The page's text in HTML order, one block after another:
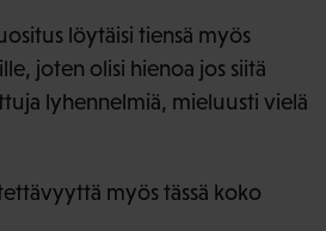
löytäisi tiensä myös
joten olisi hienoa jos siitä
lyhennelmiä, mieluusti vielä
myös tässä koko